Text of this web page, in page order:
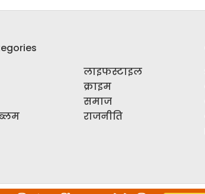
लाइफस्टाइल
क्राइम
समाज
राजनीति